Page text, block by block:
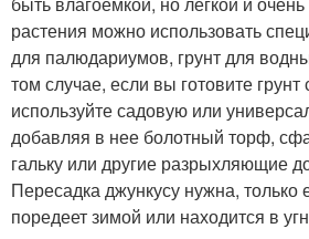
растения можно использовать
для палюдариумов, грунт для
том случае, если вы готовите грунт
используйте садовую или
добавляя в нее болотный торф,
гальку или другие разрыхляющие
Пересадка джункусу нужна, только
поредеет зимой или находится в